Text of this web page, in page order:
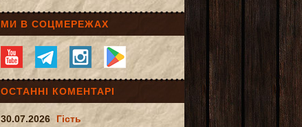
МИ В СОЦМЕРЕЖАХ
ОСТАННІ КОМЕНТАРІ
30.07.2026 Гість